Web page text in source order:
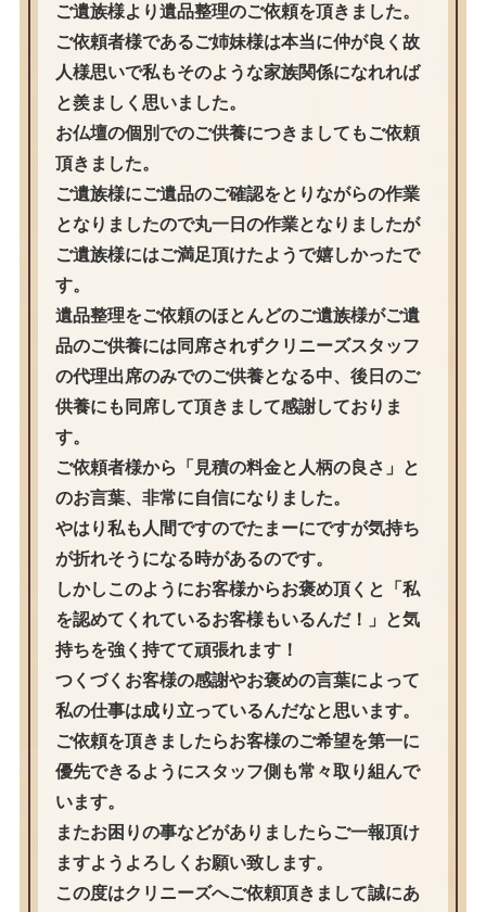
ご遺族様より遺品整理のご依頼を頂きました。
ご依頼者様であるご姉妹様は本当に仲が良く故
人様思いで私もそのような家族関係になれれば
と羨ましく思いました。
お仏壇の個別でのご供養につきましてもご依頼
頂きました。
ご遺族様にご遺品のご確認をとりながらの作業
となりましたので丸一日の作業となりましたが
ご遺族様にはご満足頂けたようで嬉しかったで
す。
遺品整理をご依頼のほとんどのご遺族様がご遺
品のご供養には同席されずクリニーズスタッフ
の代理出席のみでのご供養となる中、後日のご
供養にも同席して頂きまして感謝しておりま
す。
ご依頼者様から「見積の料金と人柄の良さ」と
のお言葉、非常に自信になりました。
やはり私も人間ですのでたまーにですが気持ち
が折れそうになる時があるのです。
しかしこのようにお客様からお褒め頂くと「私
を認めてくれているお客様もいるんだ！」と気
持ちを強く持てて頑張れます！
つくづくお客様の感謝やお褒めの言葉によって
私の仕事は成り立っているんだなと思います。
ご依頼を頂きましたらお客様のご希望を第一に
優先できるようにスタッフ側も常々取り組んで
います。
またお困りの事などがありましたらご一報頂け
ますようよろしくお願い致します。
この度はクリニーズへご依頼頂きまして誠にあ